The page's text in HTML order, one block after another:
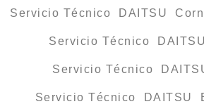
Servicio Técnico DAITSU
Servicio Técnico
Servicio Técnico
Servicio Técnico DAITSU